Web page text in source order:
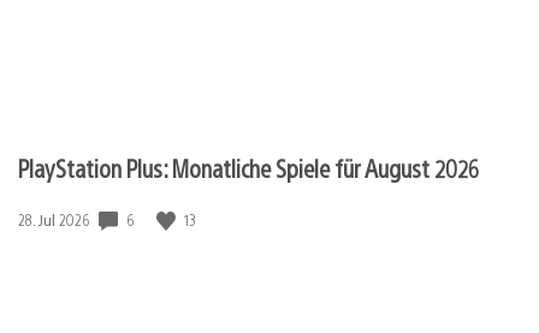
PlayStation Plus: Monatliche Spiele für August 2026
Veröffentlichungsdatum:
28. Jul 2026 6 13